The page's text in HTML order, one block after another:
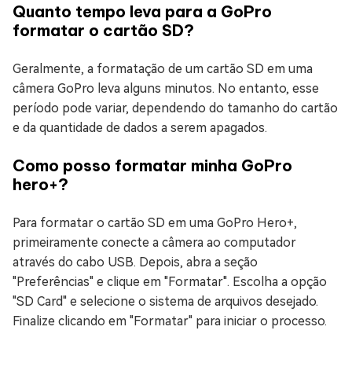
Quanto tempo leva para a GoPro
formatar o cartão SD?
Geralmente, a formatação de um cartão SD em uma
câmera GoPro leva alguns minutos. No entanto, esse
período pode variar, dependendo do tamanho do cartão
e da quantidade de dados a serem apagados.
Como posso formatar minha GoPro
hero+?
Para formatar o cartão SD em uma GoPro Hero+,
primeiramente conecte a câmera ao computador
através do cabo USB. Depois, abra a seção
"Preferências" e clique em "Formatar". Escolha a opção
"SD Card" e selecione o sistema de arquivos desejado.
Finalize clicando em "Formatar" para iniciar o processo.